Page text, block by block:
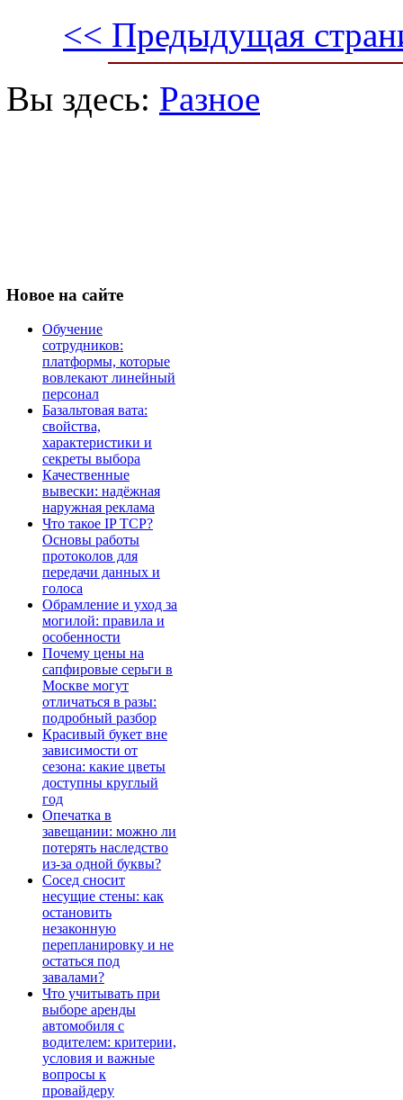
<< Предыдущая
Вы здесь: Разное
Новое на сайте
Обучение
сотрудников:
платформы, которые
вовлекают линейный
персонал
Базальтовая вата:
свойства,
характеристики и
секреты выбора
Качественные
вывески: надёжная
наружная реклама
Что такое IP TCP?
Основы работы
протоколов для
передачи данных и
голоса
Обрамление и уход за
могилой: правила и
особенности
Почему цены на
сапфировые серьги в
Москве могут
отличаться в разы:
подробный разбор
Красивый букет вне
зависимости от
сезона: какие цветы
доступны круглый
год
Опечатка в
завещании: можно ли
потерять наследство
из-за одной буквы?
Сосед сносит
несущие стены: как
остановить
незаконную
перепланировку и не
остаться под
завалами?
Что учитывать при
выборе аренды
автомобиля с
водителем: критерии,
условия и важные
вопросы к
провайдеру